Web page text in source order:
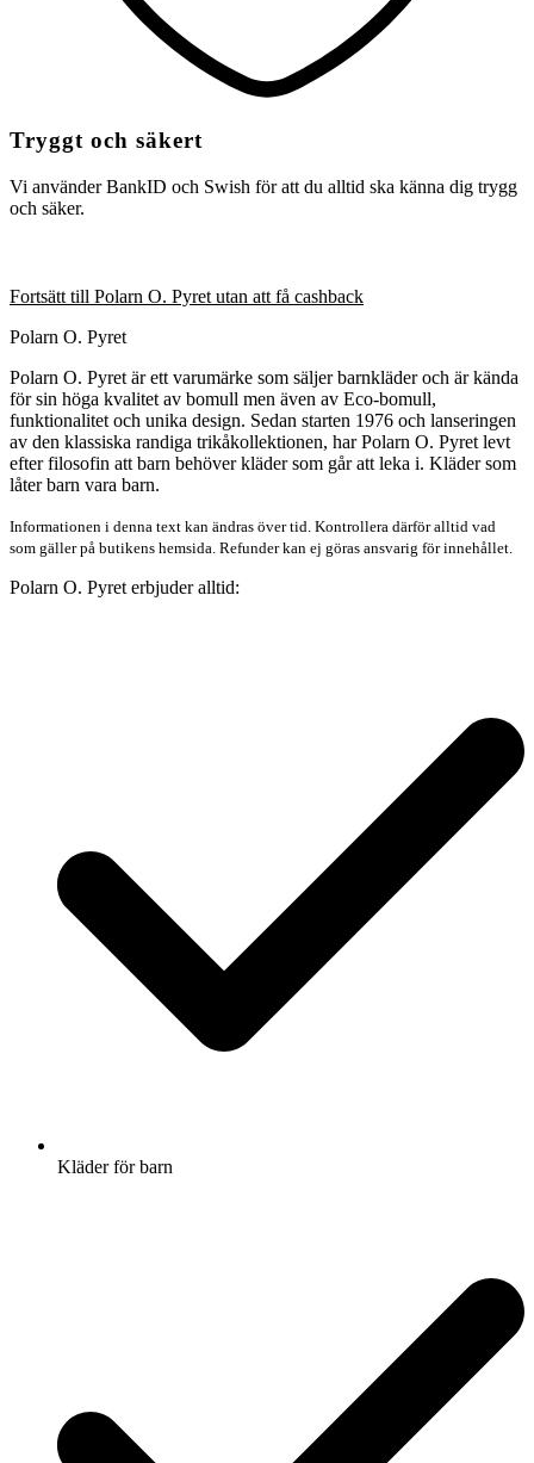
Tryggt och säkert
Vi använder BankID och Swish för att du alltid ska känna dig trygg
och säker.
Fortsätt till Polarn O. Pyret utan att få cashback
Polarn O. Pyret
Polarn O. Pyret är ett varumärke som säljer barnkläder och är kända
för sin höga kvalitet av bomull men även av Eco-bomull,
funktionalitet och unika design. Sedan starten 1976 och lanseringen
av den klassiska randiga trikåkollektionen, har Polarn O. Pyret levt
efter filosofin att barn behöver kläder som går att leka i. Kläder som
låter barn vara barn.
Informationen i denna text kan ändras över tid. Kontrollera därför alltid vad
som gäller på butikens hemsida. Refunder kan ej göras ansvarig för innehållet.
Polarn O. Pyret erbjuder alltid:
Kläder för barn